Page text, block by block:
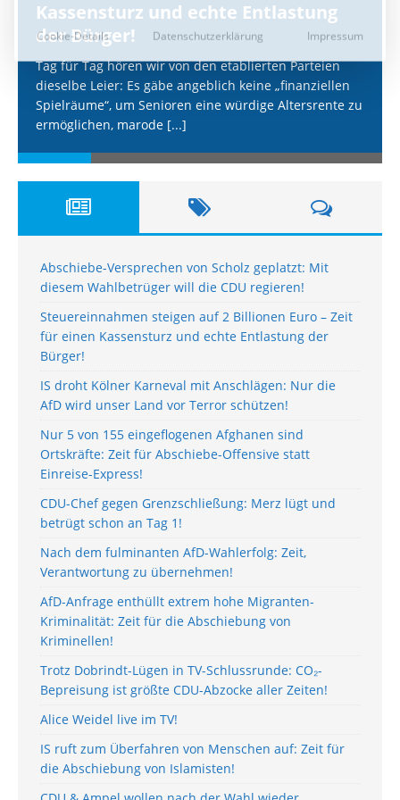
Kassensturz und echte Entlastung
der Bürger!
Tag für Tag hören wir von den etablierten Parteien
dieselbe Leier: Es gäbe angeblich keine „finanziellen
Spielräume“, um Senioren eine würdige Altersrente zu
ermöglichen, marode [...]
Abschiebe-Versprechen von Scholz geplatzt: Mit
diesem Wahlbetrüger will die CDU regieren!
Steuereinnahmen steigen auf 2 Billionen Euro – Zeit
für einen Kassensturz und echte Entlastung der
Bürger!
IS droht Kölner Karneval mit Anschlägen: Nur die
AfD wird unser Land vor Terror schützen!
Nur 5 von 155 eingeflogenen Afghanen sind
Ortskräfte: Zeit für Abschiebe-Offensive statt
Einreise-Express!
CDU-Chef gegen Grenzschließung: Merz lügt und
betrügt schon an Tag 1!
Nach dem fulminanten AfD-Wahlerfolg: Zeit,
Verantwortung zu übernehmen!
AfD-Anfrage enthüllt extrem hohe Migranten-
Kriminalität: Zeit für die Abschiebung von
Kriminellen!
Trotz Dobrindt-Lügen in TV-Schlussrunde: CO₂-
Bepreisung ist größte CDU-Abzocke aller Zeiten!
Alice Weidel live im TV!
IS ruft zum Überfahren von Menschen auf: Zeit für
die Abschiebung von Islamisten!